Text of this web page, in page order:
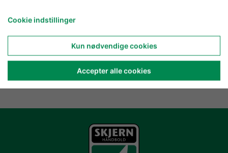
Cookie indstillinger
Kun nødvendige cookies
Accepter alle cookies